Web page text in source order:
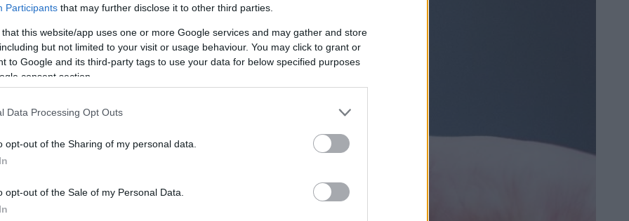
Participants that may further disclose it to other third parties.
that this website/app uses one or more Google services and may gather and store
but not limited to your visit or usage behaviour. You may click to grant or
to Google and its third-party tags to use your data for below specified purposes
consent section.
Data Processing Opt Outs
opt-out of the Sharing of my personal data.
opt-out of the Sale of my Personal Data.